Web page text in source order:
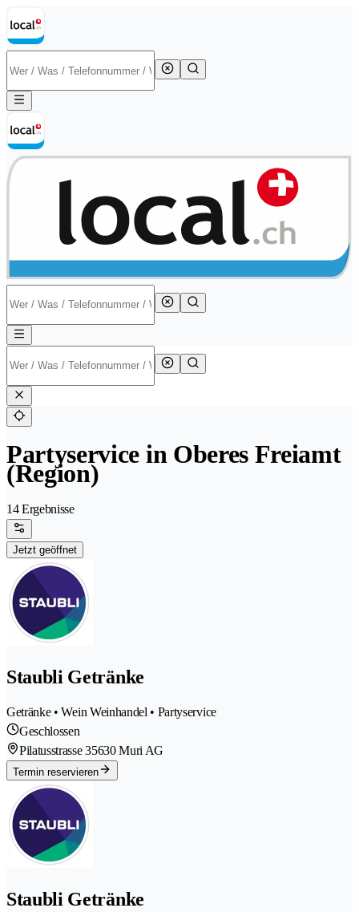
Partyservice in Oberes Freiamt
(Region)
14 Ergebnisse
Jetzt geöffnet
Staubli Getränke
Getränke • Wein Weinhandel • Partyservice
Geschlossen
Pilatusstrasse 35630 Muri AG
Termin reservieren
Staubli Getränke